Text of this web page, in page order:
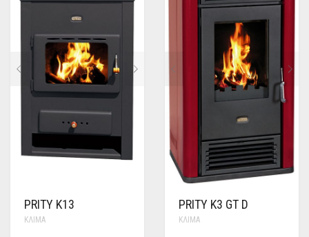
PRITY K13
ΚΛΊΜΑ
PRITY K3 GT D
ΚΛΊΜΑ